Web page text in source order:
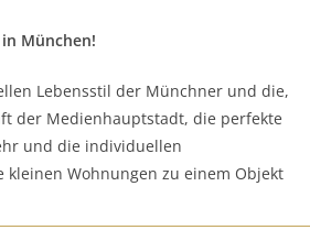
München!
Lebensstil der Münchner und die,
der Medienhauptstadt, die perfekte
und die individuellen
Wohnungen zu einem Objekt